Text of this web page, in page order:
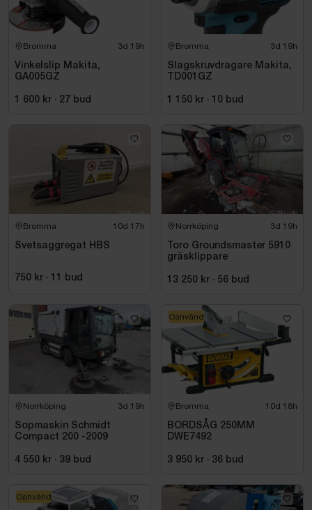
Bromma 3d 19h
Vinkelslip Makita,
GA005GZ
1 600 kr · 27 bud
Bromma 3d 19h
Slagskruvdragare Makita,
TD001GZ
1 150 kr · 10 bud
Bromma 10d 17h
Svetsaggregat HBS
750 kr · 11 bud
Norrköping 3d 19h
Toro Groundsmaster 5910
gräsklippare
13 250 kr · 56 bud
Norrköping 3d 19h
Sopmaskin Schmidt
Compact 200 -2009
4 550 kr · 39 bud
Bromma 10d 18h
BORDSÅG 250MM
DWE7492
3 950 kr · 36 bud
Oanvänd
Oanvänd